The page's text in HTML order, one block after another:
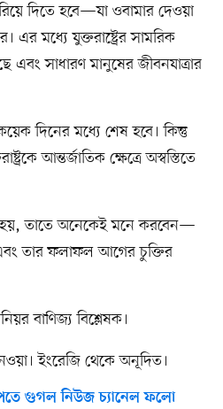
দিতে হবে—যা ওবামার দেওয়া
এর মধ্যে যুক্তরাষ্ট্রের সামরিক
সাধারণ মানুষের জীবনযাত্রার
দিনের মধ্যে শেষ হবে। কিন্তু
আন্তর্জাতিক ক্ষেত্রে অস্বস্তিতে
হয়, তাতে অনেকেই মনে করবেন—
তার ফলাফল আগের চুক্তির
বাণিজ্য বিশ্লেষক।
ইংরেজি থেকে অনূদিত।
গুগল নিউজ চ্যানেল ফলো